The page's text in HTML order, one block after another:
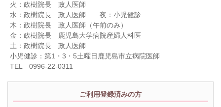
火：政樹院長 政人医師
水：政樹院長 政人医師 夜：小児健診
木：政樹院長 政人医師（午前のみ）
金：政樹院長 鹿児島大学病院産婦人科医
土：政樹院長 政人医師
小児健診：第1・3・5土曜日鹿児島市立病院医師
TEL 0996-22-0311
ご利用登録済みの方